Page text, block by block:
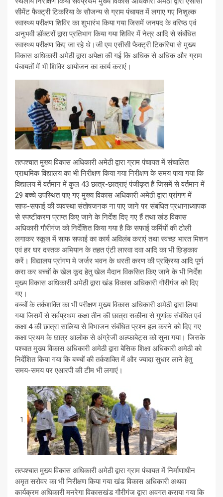
सीमेंट फैक्ट्री टिकरिया के सौजन्य से ग्राम पंचायत में लगाए गए निशुल्क
स्वास्थ्य परीक्षण शिविर का शुभारंभ किया गया जिसमें जनपद के वरिष्ठ एवं
अनुभवी डॉक्टरों द्वारा प्रतिभाग किया गया शिविर में नेत्र आदि से संबंधित
स्वास्थ्य परीक्षण किए जा रहे थे।जी एम एसीसी फैक्ट्री टिकरिया से मुख्य
विकास अधिकारी अमेठी द्वारा अपेक्षा की गई कि अधिक से अधिक और ग्राम
पंचायतों में भी शिविर आयोजन का कार्य कराएं।
तत्पश्चात मुख्य विकास अधिकारी अमेठी द्वारा ग्राम पंचायत में संचालित
प्राथमिक विद्यालय का भी निरीक्षण किया गया निरीक्षण के समय पाया गया कि
विद्यालय में वर्तमान में कुल 43 छात्र-छात्राएं पंजीकृत हैं जिसमें से वर्तमान में
29 बच्चे उपस्थित पाए गए मुख्य विकास अधिकारी अमेठी द्वारा प्रांगण में
साफ-सफाई की व्यवस्था संतोषजनक ना पाए जाने पर संबंधित प्रधानाध्यापक
से स्पष्टीकरण प्राप्त किए जाने के निर्देश दिए गए हैं तथा खंड विकास
अधिकारी गौरीगंज को निर्देशित किया गया है कि सफाई कर्मियों की टोली
लगाकर स्कूल में साफ सफाई का कार्य अविलंब कराएं तथा स्वच्छ भारत मिशन
एवं हर घर दस्तक अभियान के तहत एंटी लारवा दवा आदि का भी छिड़काव
करें। विद्यालय प्रांगण मे जर्जर भवन के धरती करण की प्रक्रिया आदि पूर्ण
करा कर बच्चों के खेल कूद हेतु खेल मैदान विकसित किए जाने के भी निर्देश
मुख्य विकास अधिकारी अमेठी द्वारा खंड विकास अधिकारी गौरीगंज को दिए
गए।
बच्चों के तर्कशक्ति का भी परीक्षण मुख्य विकास अधिकारी अमेठी द्वारा लिया
गया जिसमें से सर्वप्रथम कक्षा तीन की छात्रा सकीना से गुणांक संबंधित एवं
कक्षा 4 की छात्रा सालिया से विभाजन संबंधित प्रश्न हल करने को दिए गए
कक्षा प्रथम के छात्र आलोक से अंग्रेजी अल्फाबेट्स को सुना गया। जिसके
पश्चात मुख्य विकास अधिकारी अमेठी द्वारा बेसिक शिक्षा अधिकारी अमेठी को
निर्देशित किया गया कि बच्चों की तर्कशक्ति में और ज्यादा सुधार लाने हेतु
समय-समय पर एआरपी की टीम भी लगाएं।
तत्पश्चात मुख्य विकास अधिकारी अमेठी द्वारा ग्राम पंचायत में निर्माणाधीन
अमृत सरोवर का भी निरीक्षण किया गया खंड विकास अधिकारी अथवा
कार्यक्रम अधिकारी मनरेगा विकासखंड गौरीगंज द्वारा अवगत कराया गया कि